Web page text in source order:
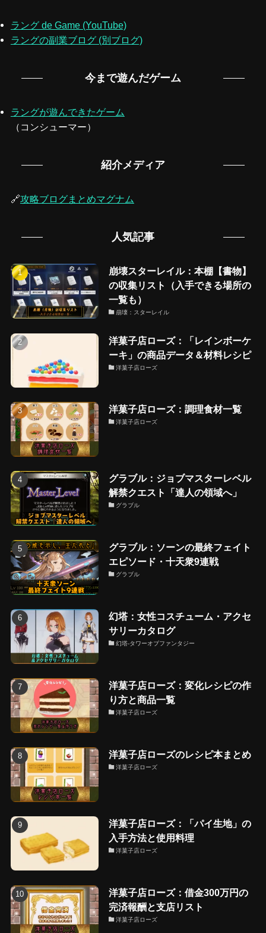
ラング de Game (YouTube)
ラングの副業ブログ (別ブログ)
今まで遊んだゲーム
ラングが遊んできたゲーム
（コンシューマー）
紹介メディア
🔗攻略ブログまとめマグナム
人気記事
崩壊スターレイル：本棚【書物】
の収集リスト（入手できる場所の
一覧も）
崩壊：スターレイル
洋菓子店ローズ：「レインボーケ
ーキ」の商品データ＆材料レシピ
洋菓子店ローズ
洋菓子店ローズ：調理食材一覧
洋菓子店ローズ
グラブル：ジョブマスターレベル
解禁クエスト「達人の領域へ」
グラブル
グラブル：ソーンの最終フェイト
エピソード・十天衆9連戦
グラブル
幻塔：女性コスチューム・アクセ
サリーカタログ
幻塔-タワーオブファンタジー
洋菓子店ローズ：変化レシピの作
り方と商品一覧
洋菓子店ローズ
洋菓子店ローズのレシピ本まとめ
洋菓子店ローズ
洋菓子店ローズ：「パイ生地」の
入手方法と使用料理
洋菓子店ローズ
洋菓子店ローズ：借金300万円の
完済報酬と支店リスト
洋菓子店ローズ